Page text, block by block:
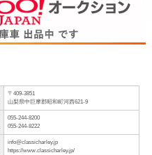
〒409-3851
山梨県中巨摩郡昭和町河西621-9
055-244-8200
055-244-8222
info@classicharley.jp
https://www.classicharley.jp/